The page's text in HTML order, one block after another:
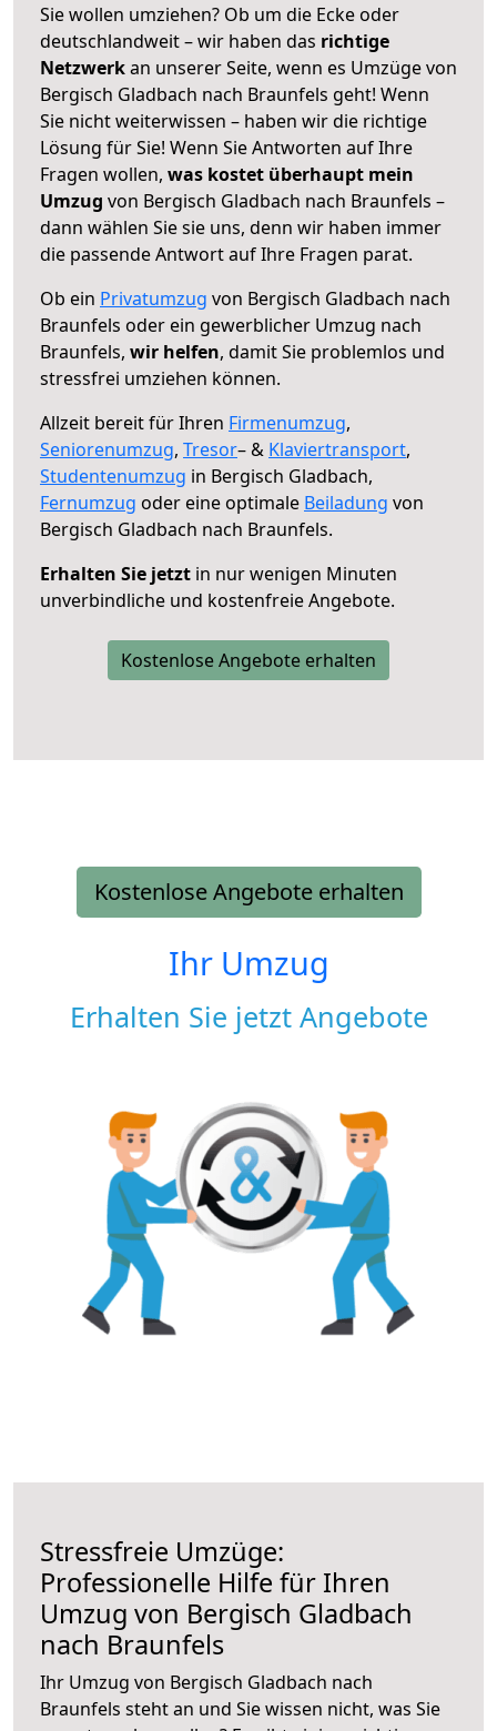
Sie wollen umziehen? Ob um die Ecke oder
deutschlandweit – wir haben das richtige
Netzwerkan unserer Seite, wenn es Umzüge von
Bergisch Gladbach nach Braunfels geht! Wenn
Sie nicht weiterwissen – haben wir die richtige
Lösung für Sie! Wenn Sie Antworten auf Ihre
Fragen wollen, was kostet überhaupt mein
Umzug von Bergisch Gladbach nach Braunfels –
dann wählen Sie sie uns, denn wir haben immer
die passende Antwort auf Ihre Fragen parat.
Ob ein Privatumzug von Bergisch Gladbach nach
Braunfels oder ein gewerblicher Umzug nach
Braunfels, wir helfen, damit Sie problemlos und
stressfrei umziehen können.
Allzeit bereit für Ihren Firmenumzug,
Seniorenumzug, Tresor– & Klaviertransport,
Studentenumzug in Bergisch Gladbach,
Fernumzug oder eine optimale Beiladung von
Bergisch Gladbach nach Braunfels.
Erhalten Sie jetzt in nur wenigen Minuten
unverbindliche und kostenfreie Angebote.
Kostenlose Angebote erhalten
Kostenlose Angebote erhalten
Ihr Umzug
Erhalten Sie jetzt Angebote
Stressfreie Umzüge:
Professionelle Hilfe für Ihren
Umzug von Bergisch Gladbach
nach Braunfels
Ihr Umzug von Bergisch Gladbach nach
Braunfels steht an und Sie wissen nicht, was Sie